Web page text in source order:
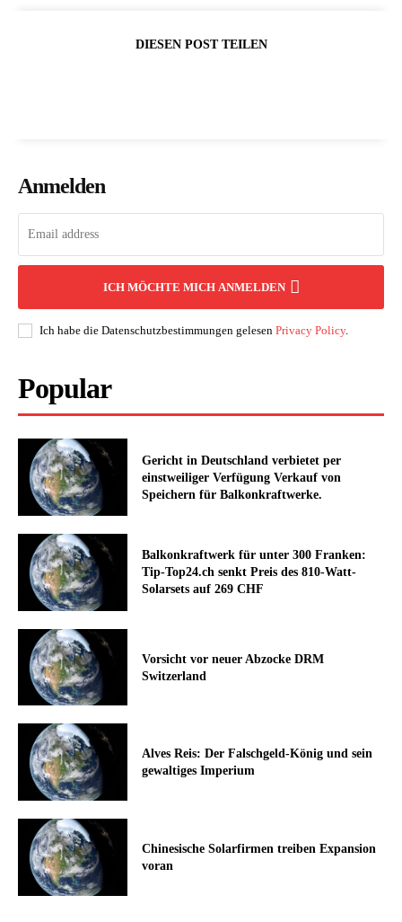
DIESEN POST TEILEN
Anmelden
ICH MÖCHTE MICH ANMELDEN
Ich habe die Datenschutzbestimmungen gelesen Privacy Policy.
Popular
Gericht in Deutschland verbietet per
einstweiliger Verfügung Verkauf von
Speichern für Balkonkraftwerke.
Balkonkraftwerk für unter 300 Franken:
Tip-Top24.ch senkt Preis des 810-Watt-
Solarsets auf 269 CHF
Vorsicht vor neuer Abzocke DRM
Switzerland
Alves Reis: Der Falschgeld-König und sein
gewaltiges Imperium
Chinesische Solarfirmen treiben Expansion
voran